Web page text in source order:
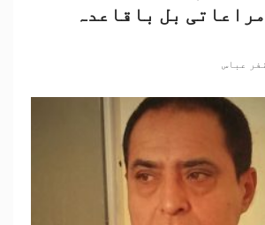
بل باقاعدہ
عباس